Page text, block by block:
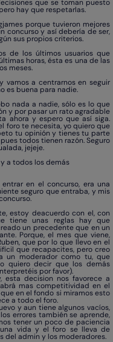
que se toman puesto
hay que respetarlas.
porque tuvieron mejores
concurso y así debería de ser,
sus propios criterios.
de los últimos usuarios que
horas, ésta es una de las
meses.
vamos a centrarnos en seguir
es buena para nadie.
nada a nadie, sólo es lo que
y por pasar un rato agradable
ahora y espero que así siga.
foro te necesita, yo quiero que
tu opinión y tienes tu parte
todos tienen razón. Seguro
jejeje.
a todos los demás
en el concurso, era una
seguro que entraba, y mis
estoy deacuerdo con el, con
tiene unas reglas hay que
un precedente que en un
Porque, el mes que viene,
que por lo que llevo en el
que recapacites, pero creo
un moderador como tu, que
quiero decir que los demás
por favor).
esta decision nos favorece a
mas competitividad en el
en el fondo si miramos esto
a todo el foro.
y aun tiene algunos vacíos,
errores también se aprende,
tener un poco de paciencia
vida y el foro se lleva de
del admin y los moderadores.